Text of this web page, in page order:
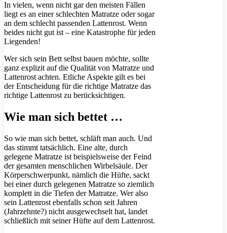
In vielen, wenn nicht gar den meisten Fällen
liegt es an einer schlechten Matratze oder sogar
an dem schlecht passenden Lattenrost. Wenn
beides nicht gut ist – eine Katastrophe für jeden
Liegenden!
Wer sich sein Bett selbst bauen möchte, sollte
ganz explizit auf die Qualität von Matratze und
Lattenrost achten. Etliche Aspekte gilt es bei
der Entscheidung für die richtige Matratze das
richtige Lattenrost zu berücksichtigen.
Wie man sich bettet …
So wie man sich bettet, schläft man auch. Und
das stimmt tatsächlich. Eine alte, durch
gelegene Matratze ist beispielsweise der Feind
der gesamten menschlichen Wirbelsäule. Der
Körperschwerpunkt, nämlich die Hüfte, sackt
bei einer durch gelegenen Matratze so ziemlich
komplett in die Tiefen der Matratze. Wer also
sein Lattenrost ebenfalls schon seit Jahren
(Jahrzehnte?) nicht ausgewechselt hat, landet
schließlich mit seiner Hüfte auf dem Lattenrost.